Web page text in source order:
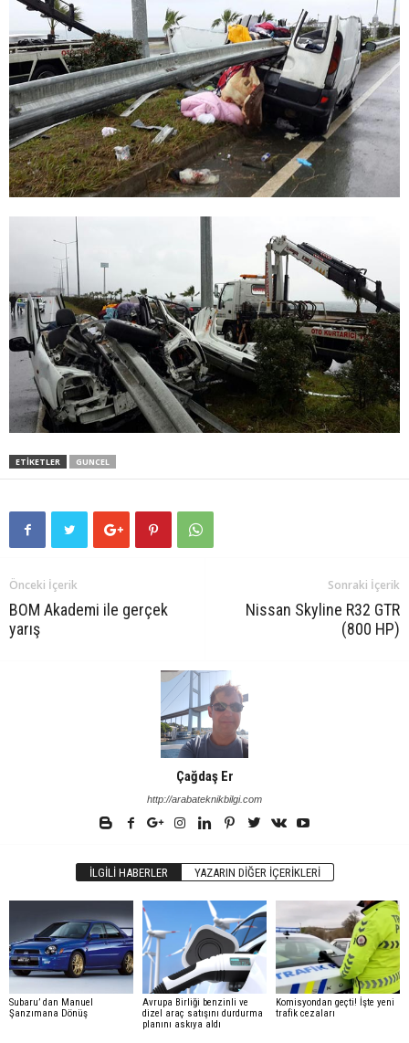
ETIKETLER GUNCEL
Önceki İçerik
BOM Akademi ile gerçek
yarış
Sonraki İçerik
Nissan Skyline R32 GTR
(800 HP)
Çağdaş Er
http://arabateknikbilgi.com
İLGILI HABERLER YAZARIN DIĞER İÇERIKLERI
Subaru’ dan Manuel
Şanzımana Dönüş
Avrupa Birliği benzinli ve
dizel araç satışını durdurma
planını askıya aldı
Komisyondan geçti! İşte yeni
trafik cezaları